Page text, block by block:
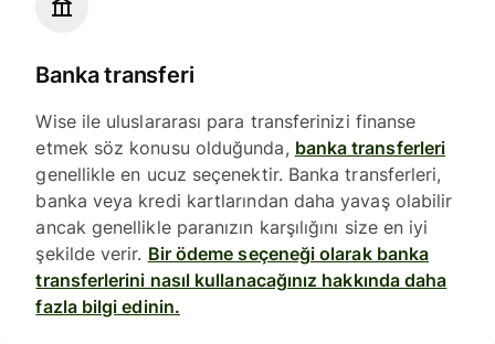
Banka transferi
Wise ile uluslararası para transferinizi finanse
etmek söz konusu olduğunda, banka transferleri
genellikle en ucuz seçenektir. Banka transferleri,
banka veya kredi kartlarından daha yavaş olabilir
ancak genellikle paranızın karşılığını size en iyi
şekilde verir. Bir ödeme seçeneği olarak banka
transferlerini nasıl kullanacağınız hakkında daha
fazla bilgi edinin.